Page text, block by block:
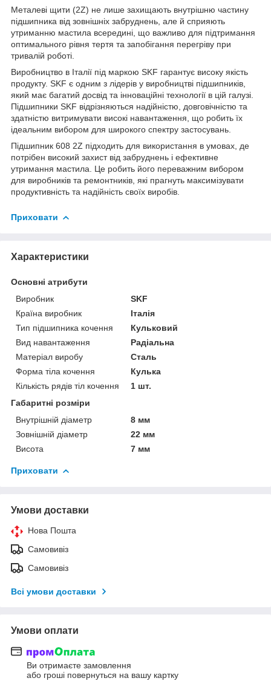
Металеві щити (2Z) не лише захищають внутрішню частину
підшипника від зовнішніх забруднень, але й сприяють
утриманню мастила всередині, що важливо для підтримання
оптимального рівня тертя та запобігання перегріву при
тривалій роботі.
Виробництво в Італії під маркою SKF гарантує високу якість
продукту. SKF є одним з лідерів у виробництві підшипників,
який має багатий досвід та інноваційні технології в цій галузі.
Підшипники SKF відрізняються надійністю, довговічністю та
здатністю витримувати високі навантаження, що робить їх
ідеальним вибором для широкого спектру застосувань.
Підшипник 608 2Z підходить для використання в умовах, де
потрібен високий захист від забруднень і ефективне
утримання мастила. Це робить його переважним вибором
для виробників та ремонтників, які прагнуть максимізувати
продуктивність та надійність своїх виробів.
Приховати
Характеристики
Основні атрибути
Виробник
SKF
Країна виробник
Італія
Тип підшипника кочення
Кульковий
Вид навантаження
Радіальна
Матеріал виробу
Сталь
Форма тіла кочення
Кулька
Кількість рядів тіл кочення
1 шт.
Габаритні розміри
Внутрішній діаметр
8 мм
Зовнішній діаметр
22 мм
Висота
7 мм
Приховати
Умови доставки
Нова Пошта
Самовивіз
Самовивіз
Всі умови доставки
Умови оплати
Ви отримаєте замовлення
або гроші повернуться на вашу картку